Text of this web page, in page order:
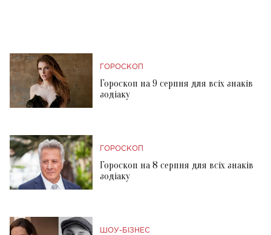
ГОРОСКОП
Гороскоп на 9 серпня для всіх знаків
зодіаку
ГОРОСКОП
Гороскоп на 8 серпня для всіх знаків
зодіаку
ШОУ-БІЗНЕС